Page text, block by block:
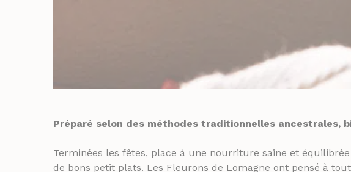
Préparé selon des méthodes traditionnelles ancestrales,
Terminées les fêtes, place à une nourriture saine et
de bons petit plats. Les Fleurons de Lomagne ont pensé à